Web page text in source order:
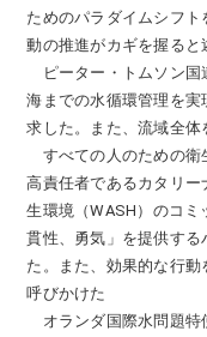
ためのパラダイムシフ
動の推進がカギを握ると
ピーター・トムソン国
海までの水循環管理を
求した。また、流域全体
すべての人のための衛
高責任者であるカタリ
生環境（WASH）のコ
貫性、勇気」を提供す
た。また、効果的な行
呼びかけた
オランダ国際水問題特